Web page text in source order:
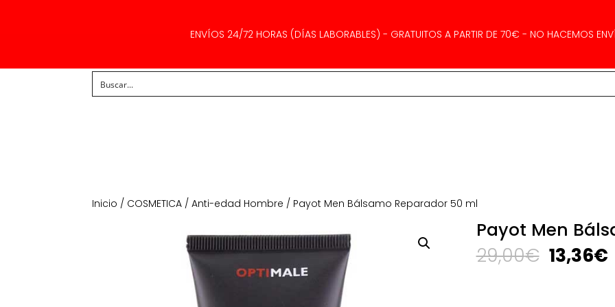
ENVÍOS 24/72 HORAS (DÍAS LABORABLES) - GRATUITOS A PARTIR DE 70€ - NO HACEMOS
Inicio / COSMETICA /Anti-edad Hombre / Payot Men Bálsamo Reparador 50 ml
Payot Men
29,00€ El
precio
13,36€El